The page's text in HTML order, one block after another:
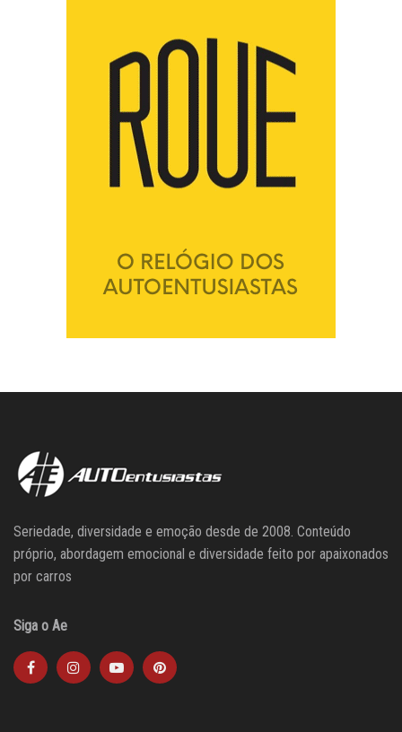
Seriedade, diversidade e emoção desde de 2008. Conteúdo
próprio, abordagem emocional e diversidade feito por apaixonados
por carros
Siga o Ae